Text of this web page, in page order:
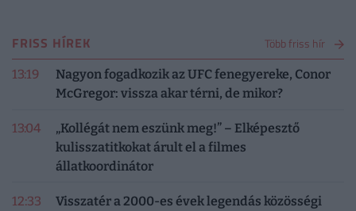
FRISS HÍREK Több friss hír
13:19
Nagyon fogadkozik az UFC fenegyereke, Conor
McGregor: vissza akar térni, de mikor?
13:04
„Kollégát nem eszünk meg!” – Elképesztő
kulisszatitkokat árult el a filmes
állatkoordinátor
12:33
Visszatér a 2000-es évek legendás közösségi